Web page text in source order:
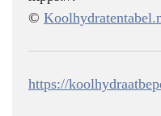
©
https://